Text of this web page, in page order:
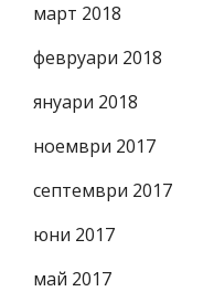
март 2018
февруари 2018
януари 2018
ноември 2017
септември 2017
юни 2017
май 2017